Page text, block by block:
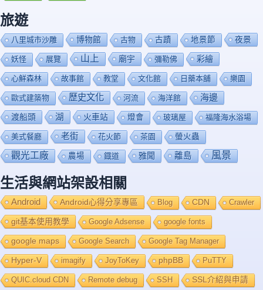
旅遊
八里城市沙雕 博物館 古物 古蹟 地景節 夜景
妖怪 展覽 山上 廟宇 彌勒佛 彩繪
心鮮森林 故事館 教堂 文化館 日藥本舖 樂園
歐式建築物 歷史文化 河流 海洋館 海邊
渡船頭 湖 火車站 燈會 玻璃屋 福隆海水浴場
美式餐廳 老街 花火節 茶園 螢火蟲
觀光工廠 農場 鐡道 雅聞 離島 風景
生活與網站架設相關
Android Android心得分享專區 Blog CDN Crawler
git基本使用教學 Google Adsense google fonts
google maps Google Search Google Tag Manager
Hyper-V imagify JoyToKey phpBB PuTTY
QUIC.cloud CDN Remote debug SSH SSL介紹與申請